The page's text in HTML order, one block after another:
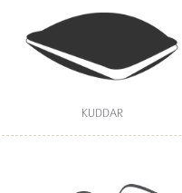
KUDDAR